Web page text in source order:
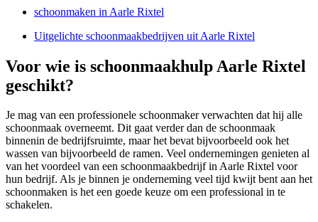
schoonmaken in Aarle Rixtel
Uitgelichte schoonmaakbedrijven uit Aarle Rixtel
Voor wie is schoonmaakhulp Aarle Rixtel
geschikt?
Je mag van een professionele schoonmaker verwachten dat hij alle
schoonmaak overneemt. Dit gaat verder dan de schoonmaak
binnenin de bedrijfsruimte, maar het bevat bijvoorbeeld ook het
wassen van bijvoorbeeld de ramen. Veel ondernemingen genieten al
van het voordeel van een schoonmaakbedrijf in Aarle Rixtel voor
hun bedrijf. Als je binnen je onderneming veel tijd kwijt bent aan het
schoonmaken is het een goede keuze om een professional in te
schakelen.